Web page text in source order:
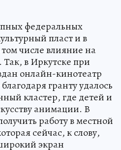
федеральных
пласт и в
числе влияние на
в Иркутске при
онлайн-кинотеатр
гранту удалось
кластер, где детей и
анимации. В
работу в местной
сейчас, к слову,
экран